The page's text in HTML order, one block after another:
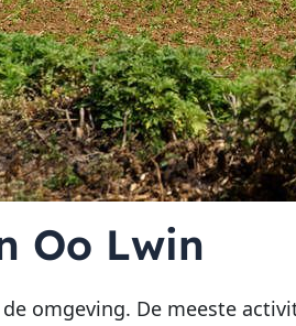
Oo Lwin
omgeving. De meeste